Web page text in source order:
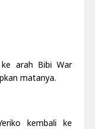
arah Bibi War
matanya.
kembali ke